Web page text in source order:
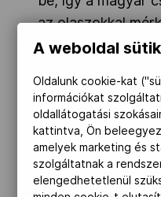
az olaszokkal
csapatunkban
Hanczvikkel, File
de őt az utolsó
az egyéni
Berta sem tett
A weboldal
Oldalunk cookie-kat
információkat
oldallátogatási
kattintva, Ön
amelyek marketing és
szolgáltatnak a
elengedhetetlenül